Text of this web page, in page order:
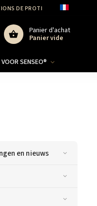
DE PROTECTION DES
Panier d'achat
Panier vide
SENSEO®
en nieuws